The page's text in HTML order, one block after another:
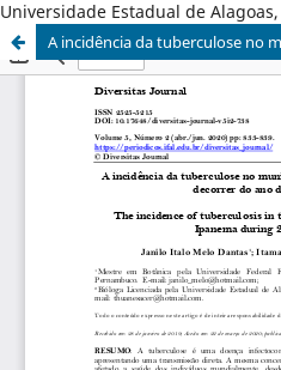
Universidade Estadual de